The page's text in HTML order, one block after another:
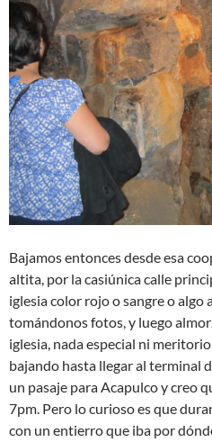
Bajamos entonces desde esa
altita, por la casiúnica calle
iglesia color rojo o sangre o algo
tomándonos fotos, y luego
iglesia, nada especial ni
bajando hasta llegar al terminal
un pasaje para Acapulco y creo
7pm. Pero lo curioso es que
con un entierro que iba por